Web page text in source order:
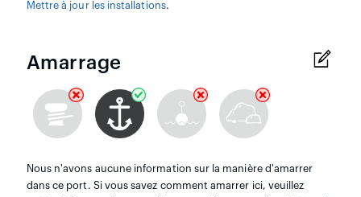
Mettre à jour les installations.
Amarrage
Nous n'avons aucune information sur la manière d'amarrer
dans ce port. Si vous savez comment amarrer ici, veuillez